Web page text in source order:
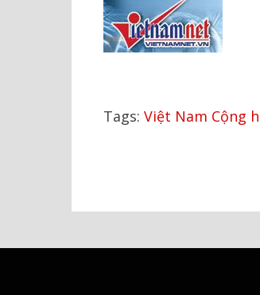
Tags: Việt Nam Cộng